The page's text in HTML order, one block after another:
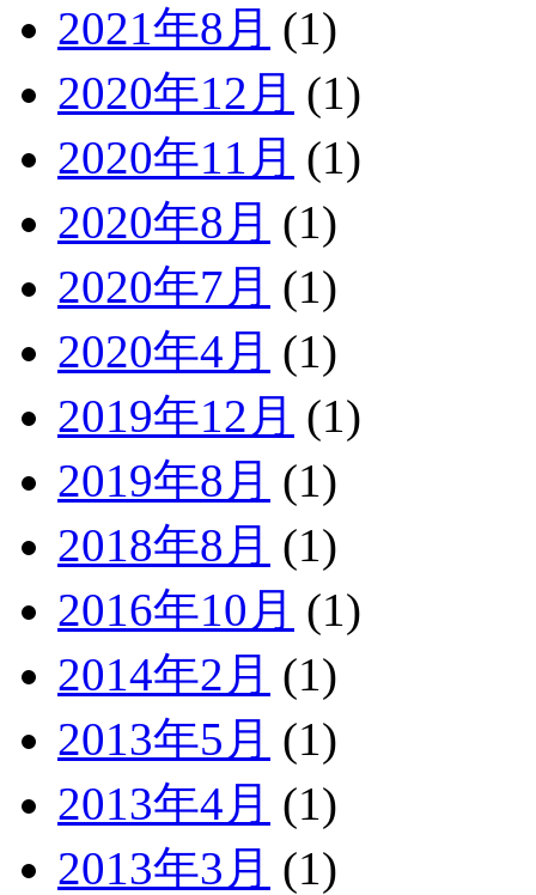
2021年8月 (1)
2020年12月 (1)
2020年11月 (1)
2020年8月 (1)
2020年7月 (1)
2020年4月 (1)
2019年12月 (1)
2019年8月 (1)
2018年8月 (1)
2016年10月 (1)
2014年2月 (1)
2013年5月 (1)
2013年4月 (1)
2013年3月 (1)